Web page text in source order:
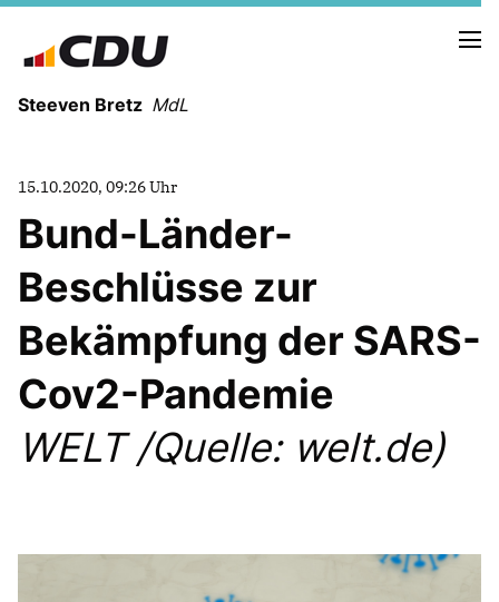
Steeven Bretz MdL
VITA
WAHLKREISBESUCHE
PRESSEFOTOS
MEIN BÜRGERBÜRO
MEIN WAHLKREIS
ZIELE
15.10.2020, 09:26 Uhr
Bund-Länder-
Beschlüsse zur
Bekämpfung der SARS-
Cov2-Pandemie
WELT /Quelle: welt.de)